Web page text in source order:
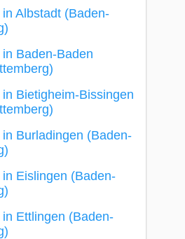
Albstadt (Baden-
Baden-Baden
Bietigheim-Bissingen
Burladingen (Baden-
Eislingen (Baden-
Ettlingen (Baden-